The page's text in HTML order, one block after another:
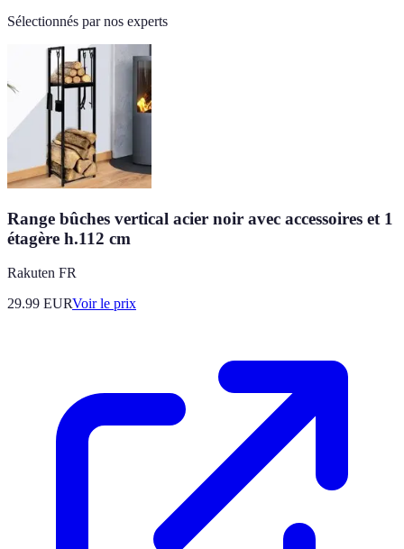
Sélectionnés par nos experts
Range bûches vertical acier noir avec accessoires et 1
étagère h.112 cm
Rakuten FR
29.99 EURVoir le prix